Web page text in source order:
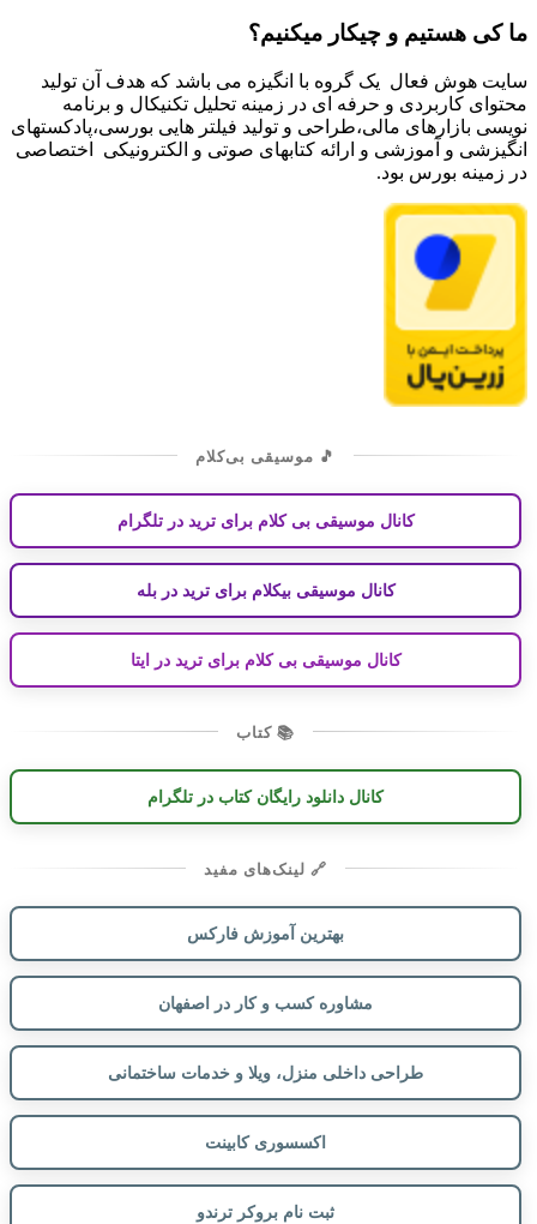
ما کی هستیم و چیکار میکنیم؟
سایت هوش فعال یک گروه با انگیزه می باشد که هدف آن تولید
محتوای کاربردی و حرفه ای در زمینه تحلیل تکنیکال و برنامه
نویسی بازارهای مالی،طراحی و تولید فیلتر هایی بورسی،پادکستهای
انگیزشی و آموزشی و ارائه کتابهای صوتی و الکترونیکی اختصاصی
در زمینه بورس بود.
🎵 موسیقی بی‌کلام
کانال موسیقی بی کلام برای ترید در تلگرام
کانال موسیقی بیکلام برای ترید در بله
کانال موسیقی بی کلام برای ترید در ایتا
📚 کتاب
کانال دانلود رایگان کتاب در تلگرام
🔗 لینک‌های مفید
بهترین آموزش فارکس
مشاوره کسب و کار در اصفهان
طراحی داخلی منزل، ویلا و خدمات ساختمانی
اکسسوری کابینت
ثبت نام بروکر ترندو